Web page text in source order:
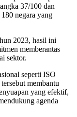
37/100 dan
negara yang
2023, hasil ini
memberantas
sektor.
seperti ISO
membantu
yang efektif,
agenda